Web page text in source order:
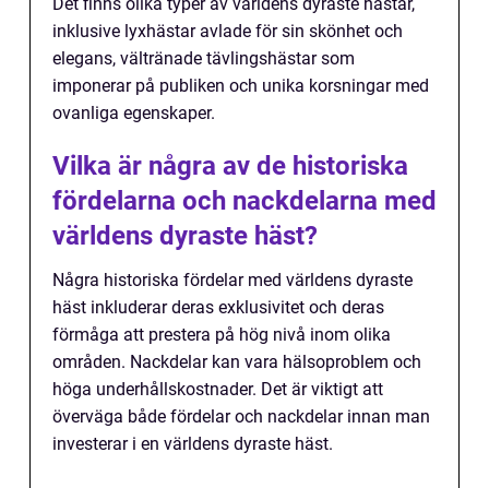
Det finns olika typer av världens dyraste hästar,
inklusive lyxhästar avlade för sin skönhet och
elegans, vältränade tävlingshästar som
imponerar på publiken och unika korsningar med
ovanliga egenskaper.
Vilka är några av de historiska
fördelarna och nackdelarna med
världens dyraste häst?
Några historiska fördelar med världens dyraste
häst inkluderar deras exklusivitet och deras
förmåga att prestera på hög nivå inom olika
områden. Nackdelar kan vara hälsoproblem och
höga underhållskostnader. Det är viktigt att
överväga både fördelar och nackdelar innan man
investerar i en världens dyraste häst.